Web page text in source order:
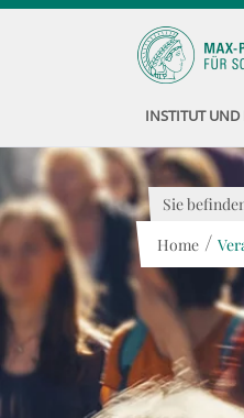
INSTITUT UND
Sie
Home /